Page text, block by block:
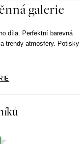
galerie
díla. Perfektní barevná
trendy atmosféry. Potisky